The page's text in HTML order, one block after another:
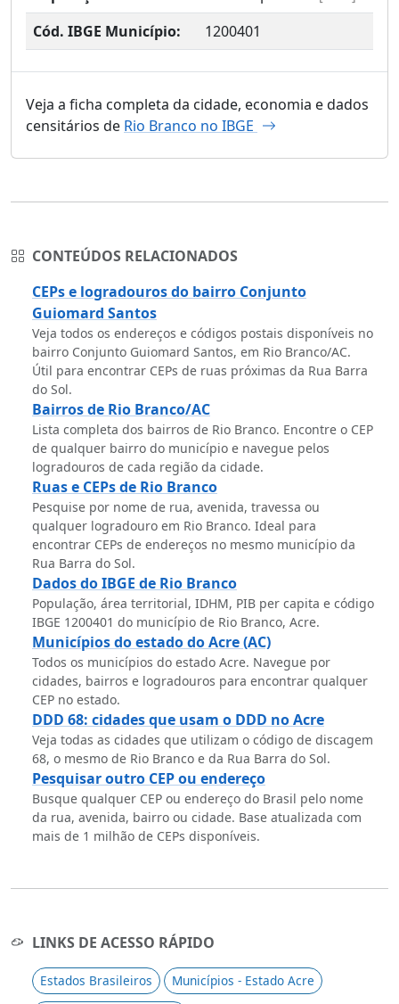
Cód. IBGE Município: 1200401
Veja a ficha completa da cidade, economia e dados
censitários de Rio Branco no IBGE
CONTEÚDOS RELACIONADOS
CEPs e logradouros do bairro Conjunto
Guiomard Santos
Veja todos os endereços e códigos postais disponíveis no
bairro Conjunto Guiomard Santos, em Rio Branco/AC.
Útil para encontrar CEPs de ruas próximas da Rua Barra
do Sol.
Bairros de Rio Branco/AC
Lista completa dos bairros de Rio Branco. Encontre o CEP
de qualquer bairro do município e navegue pelos
logradouros de cada região da cidade.
Ruas e CEPs de Rio Branco
Pesquise por nome de rua, avenida, travessa ou
qualquer logradouro em Rio Branco. Ideal para
encontrar CEPs de endereços no mesmo município da
Rua Barra do Sol.
Dados do IBGE de Rio Branco
População, área territorial, IDHM, PIB per capita e código
IBGE 1200401 do município de Rio Branco, Acre.
Municípios do estado do Acre (AC)
Todos os municípios do estado Acre. Navegue por
cidades, bairros e logradouros para encontrar qualquer
CEP no estado.
DDD 68: cidades que usam o DDD no Acre
Veja todas as cidades que utilizam o código de discagem
68, o mesmo de Rio Branco e da Rua Barra do Sol.
Pesquisar outro CEP ou endereço
Busque qualquer CEP ou endereço do Brasil pelo nome
da rua, avenida, bairro ou cidade. Base atualizada com
mais de 1 milhão de CEPs disponíveis.
LINKS DE ACESSO RÁPIDO
Estados Brasileiros
Municípios - Estado Acre